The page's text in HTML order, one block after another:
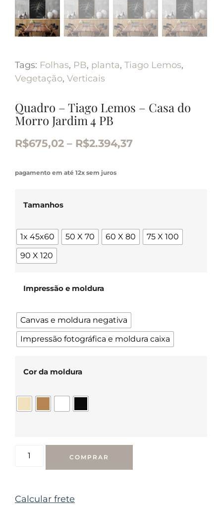
Tags: Folhas, PB, planta, Tiago Lemos,
Vegetação, Verticais
Quadro – Tiago Lemos – Casa do
Morro Jardim 4 PB
R$675,02 – R$2.394,37
pagamento em até 12x sem juros
Tamanhos
1x 45x60 50 X 70 60 X 80
75 X 100
90 X 120
Impressão e moldura
Canvas e moldura negativa
Impressão fotográfica e moldura caixa
Cor da moldura
COMPRAR
Calcular frete